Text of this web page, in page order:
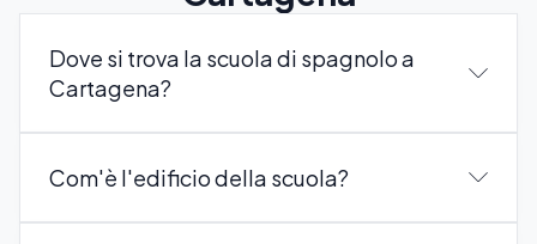
Dove si trova la scuola di spagnolo a
Cartagena?
Com'è l'edificio della scuola?